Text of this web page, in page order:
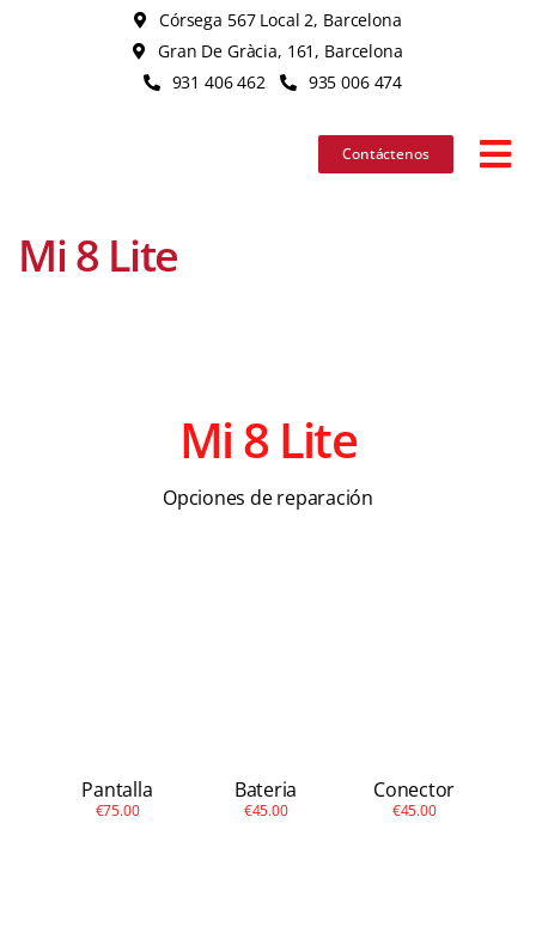
Córsega 567 Local 2, Barcelona
Gran De Gràcia, 161, Barcelona
931 406 462
935 006 474
Contáctenos
Mi 8 Lite
Mi 8 Lite
Opciones de reparación
Pantalla
€75.00
Bateria
€45.00
Conector
€45.00